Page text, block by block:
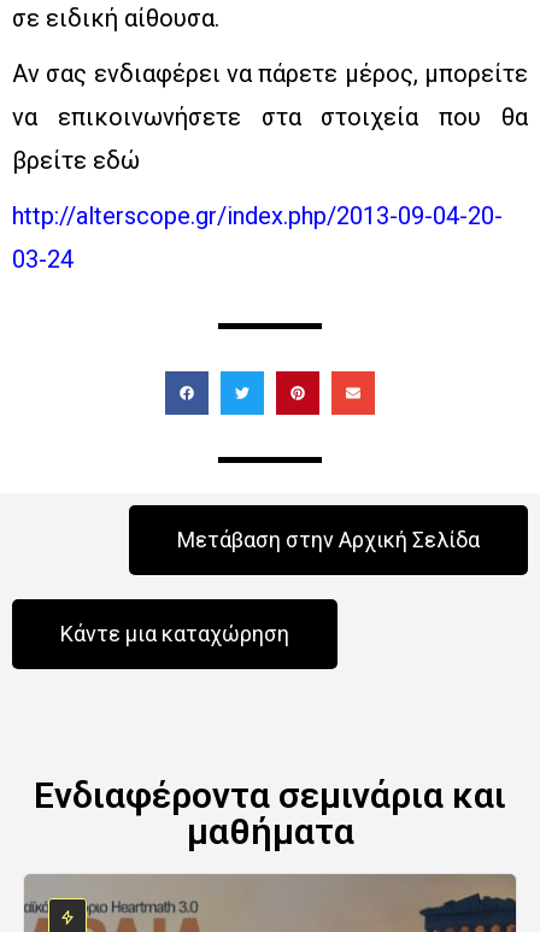
σε ειδική αίθουσα.
Αν σας ενδιαφέρει να πάρετε μέρος, μπορείτε
να επικοινωνήσετε στα στοιχεία που θα
βρείτε εδώ
http://alterscope.gr/index.php/2013-09-04-20-
03-24
Μετάβαση στην Αρχική Σελίδα
Κάντε μια καταχώρηση
Ενδιαφέροντα σεμινάρια και
μαθήματα